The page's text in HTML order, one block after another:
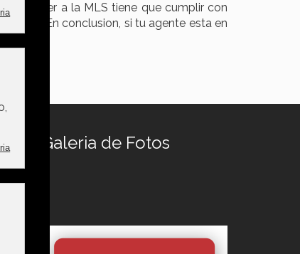
a la MLS tiene que cumplir con
etc. En conclusion, si tu agente esta en
Galeria de Fotos